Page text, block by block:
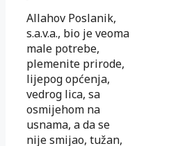
Allahov Poslanik,
s.a.v.a., bio je veoma
male potrebe,
plemenite pri­rode,
lijepog općenja,
vedrog lica, sa
osmijehom na
usnama, ada se
nije smijao, tužan,